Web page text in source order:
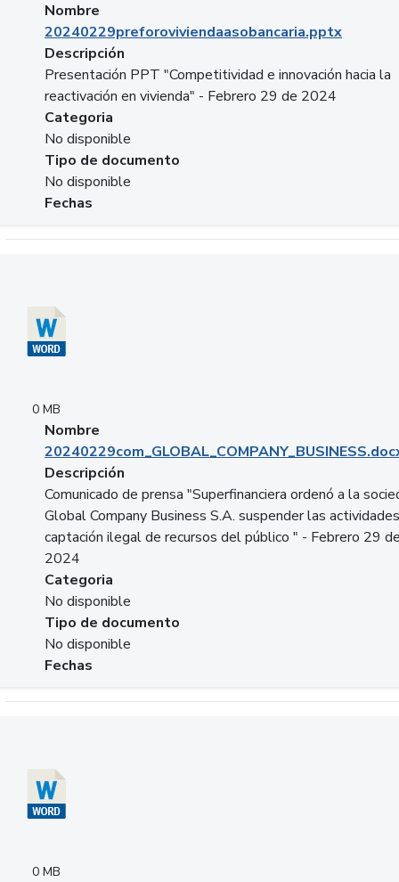
Nombre
20240229preforoviviendaasobancaria.pptx
Descripción
Presentación PPT "Competitividad e innovación hacia la
reactivación en vivienda" - Febrero 29 de 2024
Categoria
No disponible
Tipo de documento
No disponible
Fechas
0 MB
Nombre
Descripción
Comunicado de prensa "Superfinanciera ordenó a la
Global Company Business S.A. suspender las
captación ilegal de recursos del público " - Febrero 29
2024
Categoria
No disponible
Tipo de documento
No disponible
Fechas
0 MB